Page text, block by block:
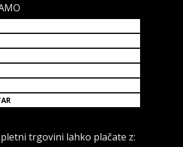
trgovini lahko plačate z: